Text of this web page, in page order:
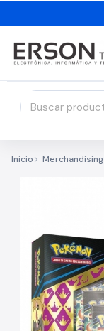
Inicio Merchandising